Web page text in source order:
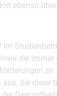
ebenso
im
die
die